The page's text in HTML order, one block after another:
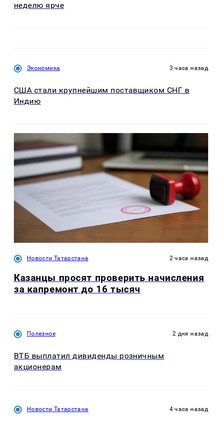
неделю ярче
Экономика 3 часа назад
США стали крупнейшим поставщиком СНГ в
Индию
Новости Татарстана 2 часа назад
Казанцы просят проверить начисления
за капремонт до 16 тысяч
Полезное 2 дня назад
ВТБ выплатил дивиденды розничным
акционерам
Новости Татарстана 4 часа назад